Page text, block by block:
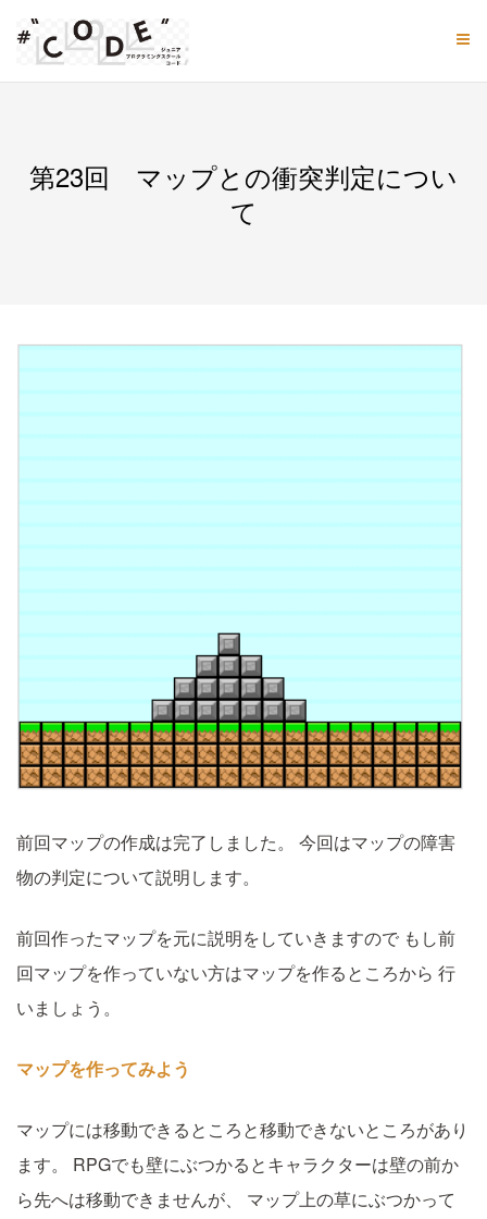
content
第23回 マップとの衝突判定につい
て
前回マップの作成は完了しました。
今回はマップの障害
物の判定について説明します。
前回作ったマップを元に説明をしていきますので もし前
回マップを作っていない方はマップを作るところから 行
いましょう。
マップを作ってみよう
マップには移動できるところと移動できないところがあり
ます。
RPGでも壁にぶつかるとキャラクターは壁の前か
ら先へは移動できませんが、
マップ上の草にぶつかって